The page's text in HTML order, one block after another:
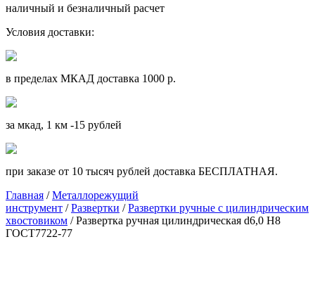
наличный и безналичный расчет
Условия доставки:
в пределах МКАД доставка 1000 р.
за мкад, 1 км -15 рублей
при заказе от 10 тысяч рублей доставка БЕСПЛАТНАЯ.
Главная /Металлорежущий
инструмент /Развертки /Развертки ручные с цилиндрическим
хвостовиком / Развертка ручная цилиндрическая d6,0 Н8
ГОСТ7722-77